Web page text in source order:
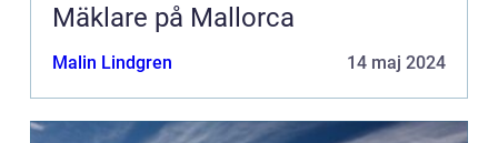
Mäklare på Mallorca
Malin Lindgren 14 maj 2024